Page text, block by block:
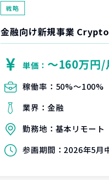
戦略
金融向け新規事業
単価： 〜160万円/
稼働率： 50%〜100%
業界： 金融
勤務地： 基本リモート
参画期間： 2026年5月